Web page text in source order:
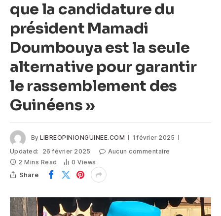
que la candidature du
président Mamadi
Doumbouya est la seule
alternative pour garantir
le rassemblement des
Guinéens »
By LIBREOPINIONGUINEE.COM
1 février 2025
Updated:
26 février 2025
Aucun commentaire
2 Mins Read
0Views
Share